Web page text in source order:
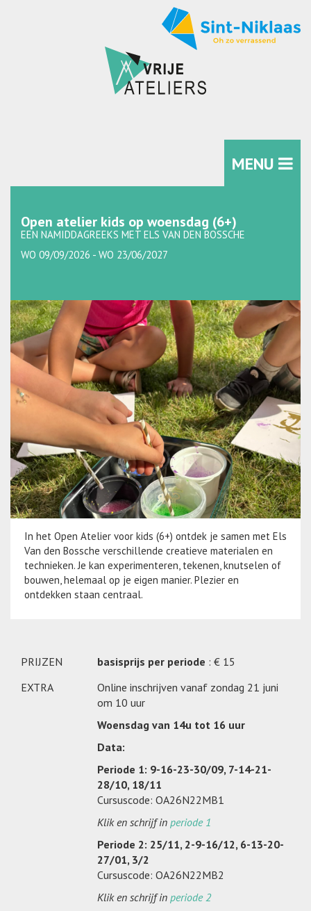
MENU
Open atelier kids op woensdag (6+)
EEN NAMIDDAGREEKS MET ELS VAN DEN BOSSCHE
WO 09/09/2026 - WO 23/06/2027
In het Open Atelier voor kids (6+) ontdek je samen met Els
Van den Bossche verschillende creatieve materialen en
technieken. Je kan experimenteren, tekenen, knutselen of
bouwen, helemaal op je eigen manier. Plezier en
ontdekken staan centraal.
PRIJZEN basisprijs per periode : € 15
EXTRA
Online inschrijven vanaf zondag 21 juni
om 10 uur
Woensdag van 14u tot 16 uur
Data:
Periode 1: 9-16-23-30/09, 7-14-21-
28/10, 18/11
Cursuscode: OA26N22MB1
Klik en schrijf in periode 1
Periode 2: 25/11, 2-9-16/12, 6-13-20-
27/01, 3/2
Cursuscode: OA26N22MB2
Klik en schrijf in periode 2